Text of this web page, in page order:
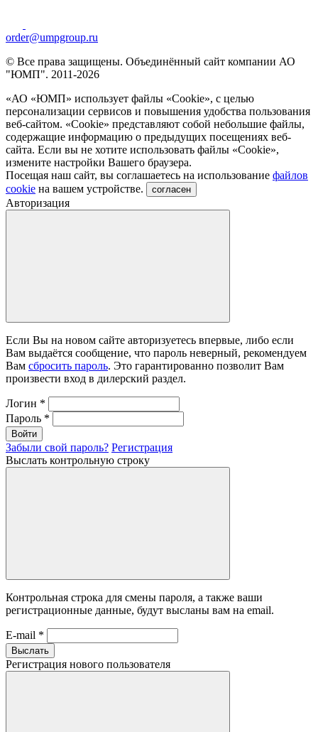
order@umpgroup.ru
© Все права защищены. Объединённый сайт компании АО
"ЮМП". 2011-2026
«АО «ЮМП» использует файлы «Сookie», с целью
персонализации сервисов и повышения удобства пользования
веб-сайтом. «Cookie» представляют собой небольшие файлы,
содержащие информацию о предыдущих посещениях веб-
сайта. Если вы не хотите использовать файлы «Сookie»,
измените настройки Вашего браузера.
Посещая наш сайт, вы соглашаетесь на использование файлов
cookie на вашем устройстве. согласен
Авторизация
Если Вы на новом сайте авторизуетесь впервые, либо если
Вам выдаётся сообщение, что пароль неверный, рекомендуем
Вам сбросить пароль. Это гарантированно позволит Вам
произвести вход в дилерский раздел.
Логин *
Пароль *
Войти
Забыли свой пароль? Регистрация
Выслать контрольную строку
Контрольная строка для смены пароля, а также ваши
регистрационные данные, будут высланы вам на email.
E-mail *
Выслать
Регистрация нового пользователя